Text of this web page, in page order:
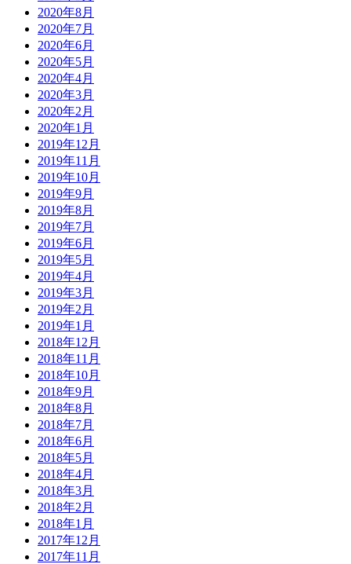
2020年8月
2020年7月
2020年6月
2020年5月
2020年4月
2020年3月
2020年2月
2020年1月
2019年12月
2019年11月
2019年10月
2019年9月
2019年8月
2019年7月
2019年6月
2019年5月
2019年4月
2019年3月
2019年2月
2019年1月
2018年12月
2018年11月
2018年10月
2018年9月
2018年8月
2018年7月
2018年6月
2018年5月
2018年4月
2018年3月
2018年2月
2018年1月
2017年12月
2017年11月